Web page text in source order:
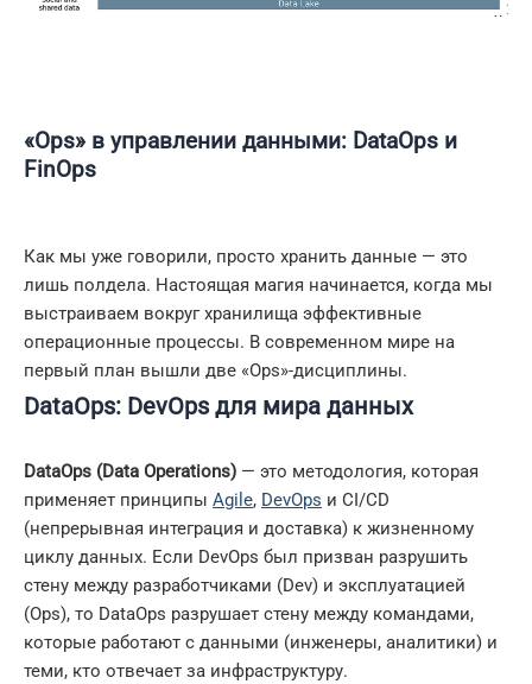
«Ops» в управлении данными: DataOps и
FinOps
Как мы уже говорили, просто хранить данные — это
лишь полдела. Настоящая магия начинается, когда мы
выстраиваем вокруг хранилища эффективные
операционные процессы. В современном мире на
первый план вышли две «Ops»-дисциплины.
DataOps: DevOps для мира данных
DataOps (Data Operations) — это методология, которая
применяет принципы Agile, DevOps и CI/CD
(непрерывная интеграция и доставка) к жизненному
циклу данных. Если DevOps был призван разрушить
стену между разработчиками (Dev) и эксплуатацией
(Ops), то DataOps разрушает стену между командами,
которые работают с данными (инженеры, аналитики) и
теми, кто отвечает за инфраструктуру.